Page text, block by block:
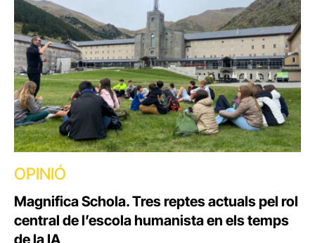
OPINIÓ
Magnifica Schola. Tres reptes actuals pel rol
central de l’escola humanista en els temps
de la IA